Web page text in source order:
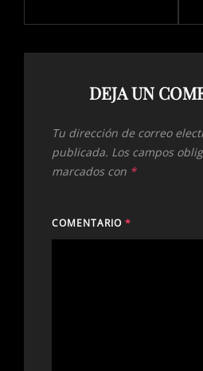
DEJA UN
Tu dirección de correo
publicada. Los campos
marcados con *
COMENTARIO *